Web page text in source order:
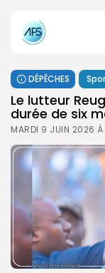
DÉPÊCHES
Le lutteur
durée de six
MARDI 9 JUIN 2026 À